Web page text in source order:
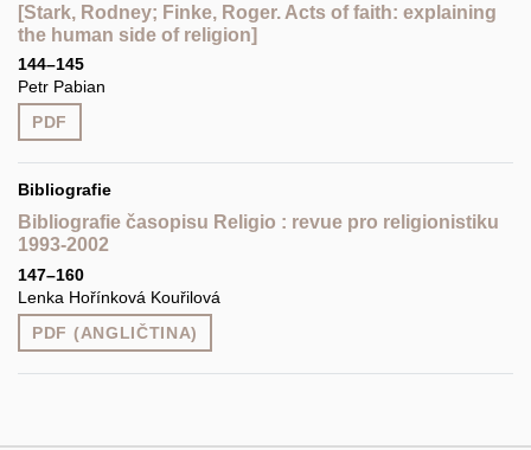
[Stark, Rodney; Finke, Roger. Acts of faith: explaining
the human side of religion]
144–145
Petr Pabian
PDF
Bibliografie
Bibliografie časopisu Religio : revue pro religionistiku
1993-2002
147–160
Lenka Hořínková Kouřilová
PDF (ANGLIČTINA)